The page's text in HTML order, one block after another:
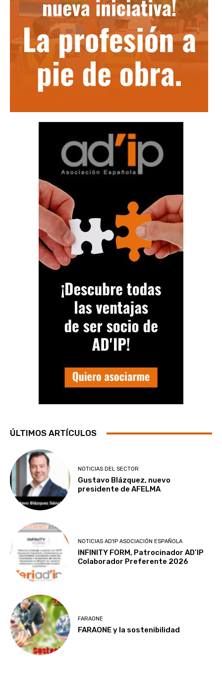
ÚLTIMOS ARTÍCULOS
NOTICIAS DEL SECTOR
Gustavo Blázquez, nuevo
presidente de AFELMA
NOTICIAS AD'IP ASOCIACIÓN ESPAÑOLA
INFINITY FORM, Patrocinador AD’IP
Colaborador Preferente 2026
FARAONE
FARAONE y la sostenibilidad